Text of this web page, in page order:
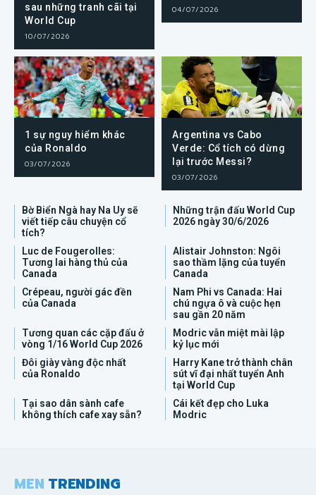
sau những tranh cãi tại
World Cup
10/07/2026
04/07/2026
1 sự nguy hiểm khác
của Ronaldo
03/07/2026
Argentina vs Cabo
Verde: Cổ tích có dừng
lại trước Messi?
03/07/2026
Bờ Biển Ngà hay Na Uy sẽ
viết tiếp câu chuyện cổ
tích?
Những trận đấu World Cup
2026 ngày 30/6/2026
Luc de Fougerolles:
Tương lai hàng thủ của
Canada
Alistair Johnston: Ngôi
sao thầm lặng của tuyển
Canada
Crépeau, người gác đền
của Canada
Nam Phi vs Canada: Hai
chú ngựa ô và cuộc hẹn
sau gần 20 năm
Tương quan các cặp đấu ở
vòng 1/16 World Cup 2026
Modric vẫn miệt mài lập
kỷ lục mới
Đôi giày vàng độc nhất
của Ronaldo
Harry Kane trở thành chân
sút vĩ đại nhất tuyển Anh
tại World Cup
Tại sao dân sành cafe
không thích cafe xay sẵn?
Cái kết đẹp cho Luka
Modric
MEN TRENDING